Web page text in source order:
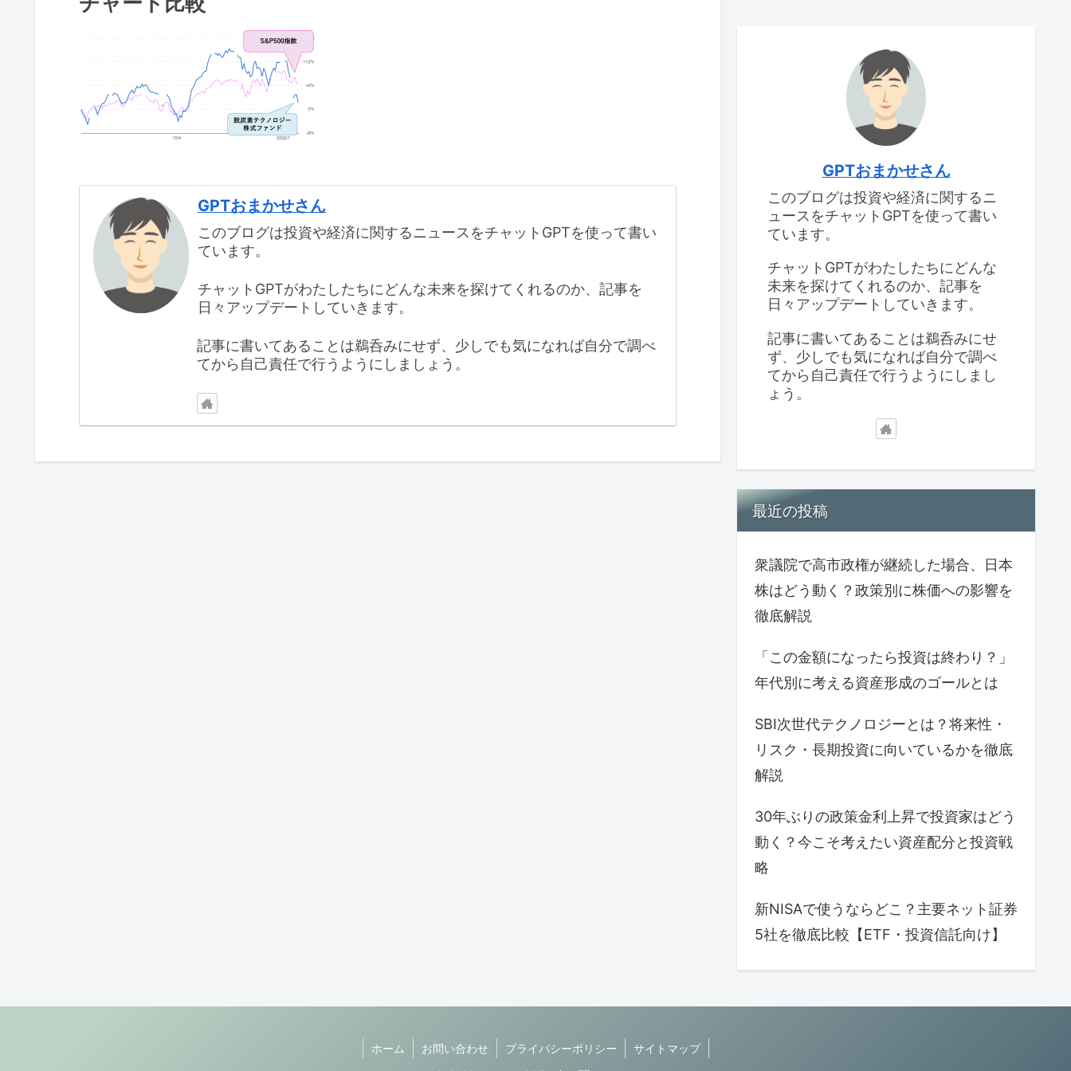
GPTおまかせさん
このブログは投資や経済に関するニュースをチャットGPTを使って書い
ています。
チャットGPTがわたしたちにどんな未来を探けてくれるのか、記事を
日々アップデートしていきます。
記事に書いてあることは鵜呑みにせず、少しでも気になれば自分で調べ
てから自己責任で行うようにしましょう。
GPTおまかせさん
このブログは投資や経済に関するニ
ュースをチャットGPTを使って書い
ています。
チャットGPTがわたしたちにどんな
未来を探けてくれるのか、記事を
日々アップデートしていきます。
記事に書いてあることは鵜呑みにせ
ず、少しでも気になれば自分で調べ
てから自己責任で行うようにしまし
ょう。
最近の投稿
衆議院で高市政権が継続した場合、日本
株はどう動く？政策別に株価への影響を
徹底解説
「この金額になったら投資は終わり？」
年代別に考える資産形成のゴールとは
SBI次世代テクノロジーとは？将来性・
リスク・長期投資に向いているかを徹底
解説
30年ぶりの政策金利上昇で投資家はどう
動く？今こそ考えたい資産配分と投資戦
略
新NISAで使うならどこ？主要ネット証券
5社を徹底比較【ETF・投資信託向け】
ホーム お問い合わせ プライバシーポリシー
サイトマップ